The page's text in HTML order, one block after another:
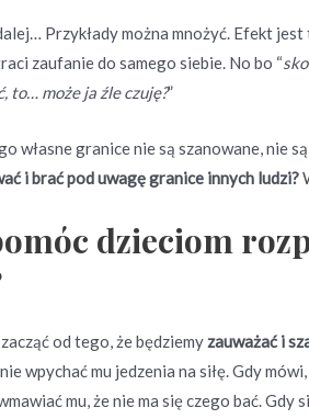
Przykłady można mnożyć. Efekt
zaufanie do samego siebie. No bo “
to… może ja źle czuję?”
własne granice nie są szanowane, nie
i brać pod uwagę granice innych ludzi?
dzieciom
od tego, że będziemy zauważać i
wpychać mu jedzenia na siłę. Gdy
mu, że nie ma się czego bać. Gdy